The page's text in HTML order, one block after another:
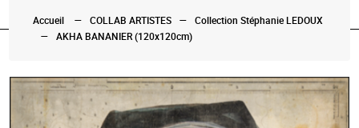
Accueil COLLAB ARTISTES
Collection Stéphanie LEDOUX
AKHA BANANIER (120x120cm)